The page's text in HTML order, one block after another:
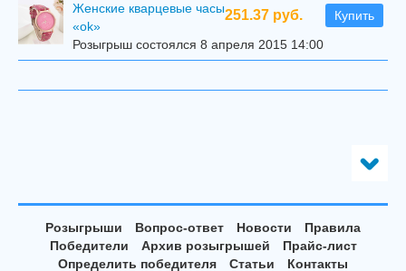
251.37 руб. Купить
Женские кварцевые часы
«ok»
Розыгрыш состоялся 8 апреля 2015 14:00
Розыгрыши Вопрос-ответ Новости
Правила
Победители
Архив розыгрышей
Прайс-лист
Определить победителя
Статьи Контакты